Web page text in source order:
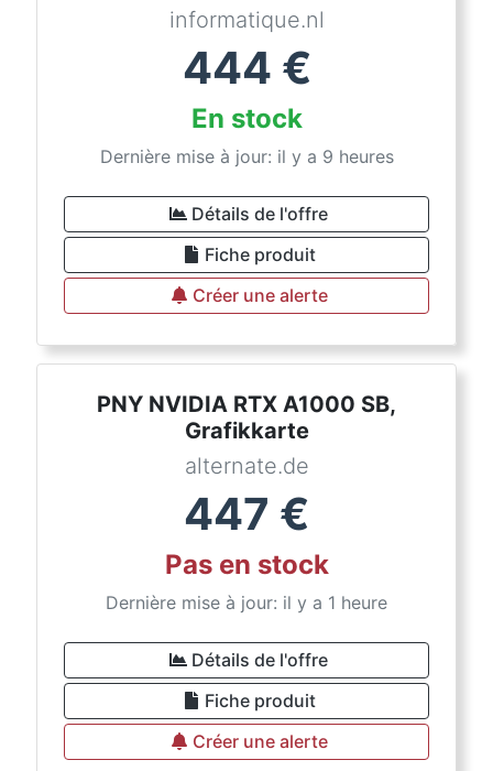
informatique.nl
444 €
En stock
Dernière mise à jour: il y a 9 heures
Détails de l'offre
Fiche produit
Créer une alerte
PNY NVIDIA RTX A1000 SB,
Grafikkarte
alternate.de
447 €
Pas en stock
Dernière mise à jour: il y a 1 heure
Détails de l'offre
Fiche produit
Créer une alerte